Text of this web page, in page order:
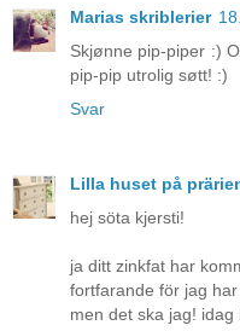
Marias skriblerier
Skjønne pip-piper :)
pip-pip utrolig søtt! :)
Svar
Lilla huset på
hej söta kjersti!
ja ditt zinkfat har
fortfarande för jag
men det ska jag! idag